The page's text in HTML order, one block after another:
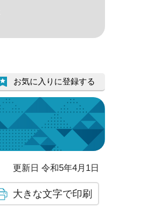
お気に入りに登録する
更新日 令和5年4月1日
大きな文字で印刷